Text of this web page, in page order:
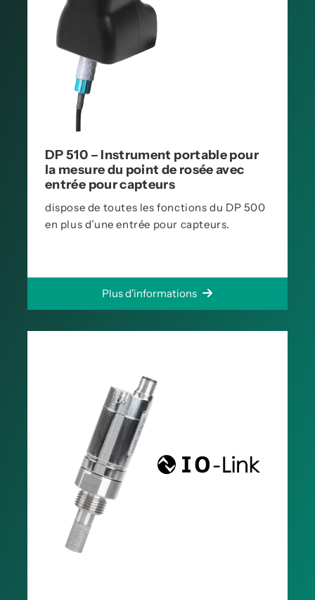
DP 510 – Instrument portable pour
la mesure du point de rosée avec
entrée pour capteurs
dispose de toutes les fonctions du DP 500
en plus d’une entrée pour capteurs.
Plus d'informations